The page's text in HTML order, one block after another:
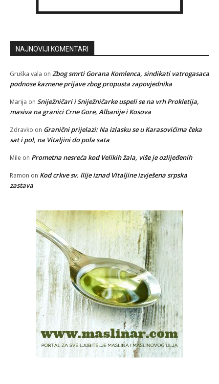
NAJNOVIJI KOMENTARI
Gruška vala on Zbog smrti Gorana Komlenca, sindikati vatrogasaca
podnose kaznene prijave zbog propusta zapovjednika
Marija on Sniježničari i Sniježničarke uspeli se na vrh Prokletija,
masiva na granici Crne Gore, Albanije i Kosova
Zdravko on Granični prijelazi: Na izlasku se u Karasovićima čeka
sat i pol, na Vitaljini do pola sata
Mile on Prometna nesreća kod Velikih žala, više je ozlijeđenih
Ramon on Kod crkve sv. Ilije iznad Vitaljine izvješena srpska
zastava